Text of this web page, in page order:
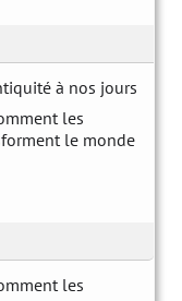
à nos jours
les
le monde
les